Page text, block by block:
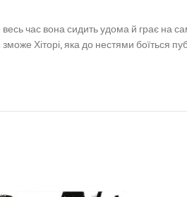
час вона сидить удома й грає на
Хіторі, яка до нестями боїться